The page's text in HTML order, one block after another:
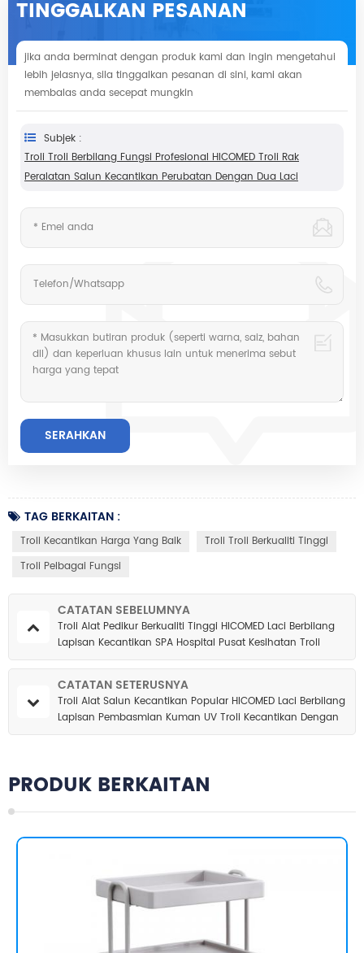
TINGGALKAN PESANAN
jika anda berminat dengan produk kami dan ingin mengetahui
lebih jelasnya, sila tinggalkan pesanan di sini, kami akan
membalas anda secepat mungkin
Subjek :
Troli Troli Berbilang Fungsi Profesional HICOMED Troli Rak
Peralatan Salun Kecantikan Perubatan Dengan Dua Laci
TAG BERKAITAN :
Troli Kecantikan Harga Yang Baik
Troli Troli Berkualiti Tinggi
Troli Pelbagai Fungsi
CATATAN SEBELUMNYA
Troli Alat Pedikur Berkualiti Tinggi HICOMED Laci Berbilang
Lapisan Kecantikan SPA Hospital Pusat Kesihatan Troli
Mudah Alih Beroda
CATATAN SETERUSNYA
Troli Alat Salun Kecantikan Popular HICOMED Laci Berbilang
Lapisan Pembasmian Kuman UV Troli Kecantikan Dengan
Cahaya Kaca Pembesar
PRODUK BERKAITAN